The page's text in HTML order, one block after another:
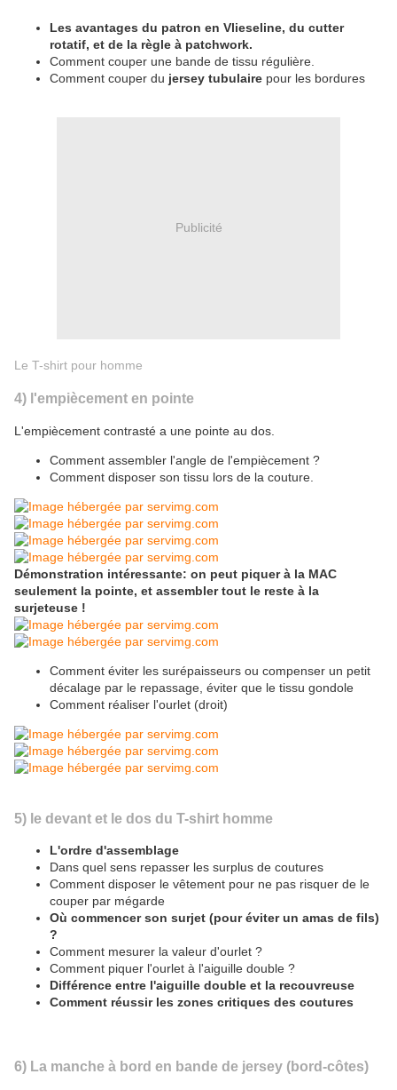
Les avantages du patron en Vlieseline, du cutter
rotatif, et de la règle à patchwork.
Comment couper une bande de tissu régulière.
Comment couper du jersey tubulaire pour les bordures
Publicité
Le T-shirt pour homme
4) l'empiècement en pointe
L'empiècement contrasté a une pointe au dos.
Comment assembler l'angle de l'empiècement ?
Comment disposer son tissu lors de la couture.
Démonstration intéressante: on peut piquer à la MAC
seulement la pointe, et assembler tout le reste à la
surjeteuse !
Comment éviter les surépaisseurs ou compenser un petit
décalage par le repassage, éviter que le tissu gondole
Comment réaliser l'ourlet (droit)
5) le devant et le dos du T-shirt homme
L'ordre d'assemblage
Dans quel sens repasser les surplus de coutures
Comment disposer le vêtement pour ne pas risquer de le
couper par mégarde
Où commencer son surjet (pour éviter un amas de fils)
?
Comment mesurer la valeur d'ourlet ?
Comment piquer l'ourlet à l'aiguille double ?
Différence entre l'aiguille double et la recouvreuse
Comment réussir les zones critiques des coutures
6) La manche à bord en bande de jersey (bord-côtes)